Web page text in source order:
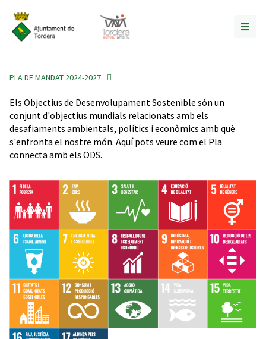
PLA DE MANDAT 2024-2027
Els Objectius de Desenvolupament Sostenible són un
conjunt d'objectius mundials relacionats amb els
desafiaments ambientals, polítics i econòmics amb què
s'enfronta el nostre món. Aquí pots veure com el Pla
connecta amb els ODS.